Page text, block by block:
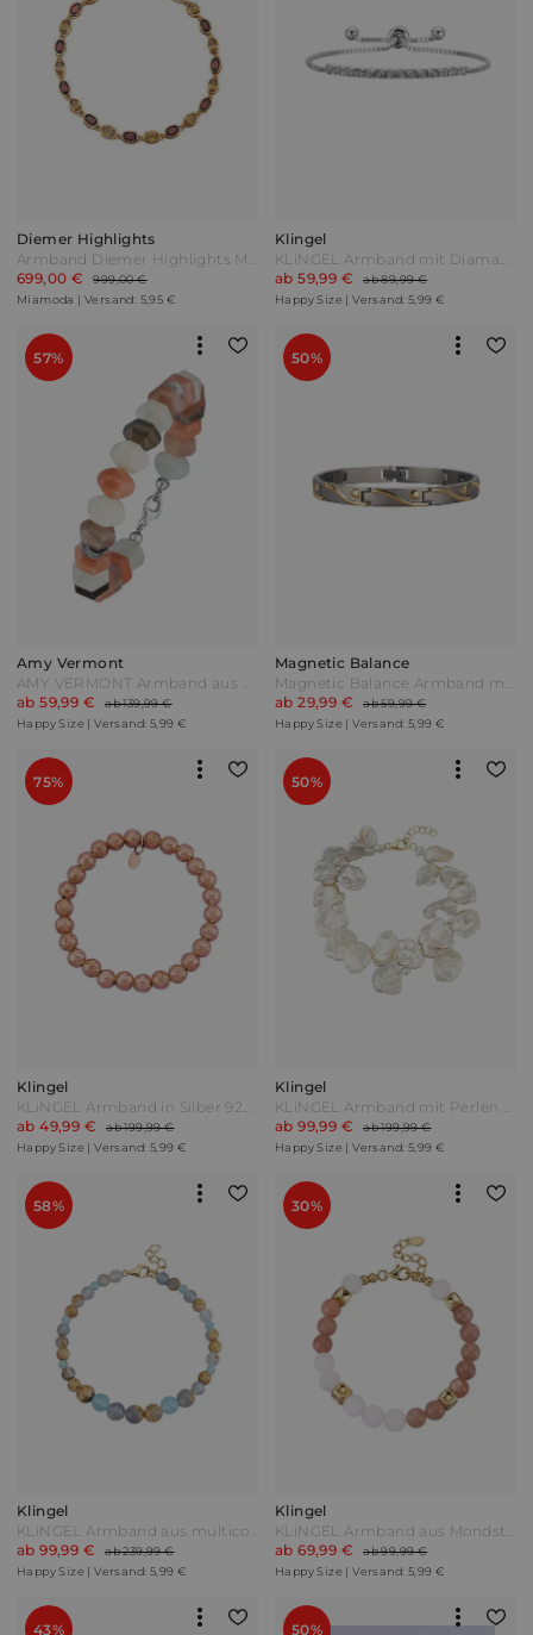
Diemer Highlights
Armband Diemer Highlights Multicolor Bunt
699,00 €
999,00 €
Miamoda | Versand: 5,95 €
Klingel
KLiNGEL Armband mit Diamant Silber
ab 59,99 €
ab 89,99 €
Happy Size | Versand: 5,99 €
57%
Amy Vermont
AMY VERMONT Armband aus multifarbenen Mondsteinen Multicolor Bunt
ab 59,99 €
ab 139,99 €
Happy Size | Versand: 5,99 €
50%
Magnetic Balance
Magnetic Balance Armband mit 6 Magneten in Titan Grau
ab 29,99 €
ab 59,99 €
Happy Size | Versand: 5,99 €
75%
Klingel
KLiNGEL Armband in Silber 925 rosé vergoldet Rosé Pink
ab 49,99 €
ab 199,99 €
Happy Size | Versand: 5,99 €
50%
Klingel
KLiNGEL Armband mit Perlen Weiß
ab 99,99 €
ab 199,99 €
Happy Size | Versand: 5,99 €
58%
Klingel
KLiNGEL Armband aus multicolorfarbenen Chalcedonen (gef.) Multicolor Bunt
ab 99,99 €
ab 239,99 €
Happy Size | Versand: 5,99 €
30%
Klingel
KLiNGEL Armband aus Mondstein und Onyx Gelbgoldfarben Bunt
ab 69,99 €
ab 99,99 €
Happy Size | Versand: 5,99 €
43% 50%